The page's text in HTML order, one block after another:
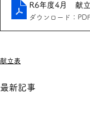
R6年度4月 献
ダウンロード：
献立表
最新記事